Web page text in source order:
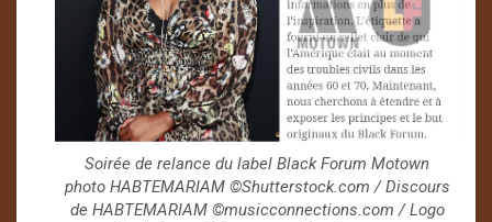
Soirée de relance du label Black Forum Motown
photo HABTEMARIAM ©️Shutterstock.com / Discours
de HABTEMARIAM ©️musicconnections.com / Logo